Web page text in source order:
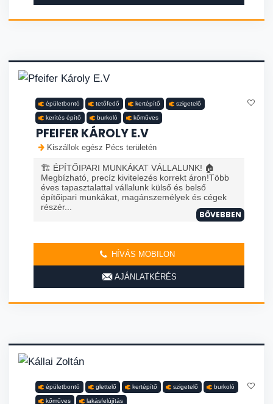
épületbontó tetőfedő kertépítő szigetelő
kerítés építő burkoló kőműves
PFEIFER KÁROLY E.V
Kiszállok egész Pécs területén
🏗️ ÉPÍTŐIPARI MUNKÁKAT VÁLLALUNK! 🏠
Megbízható, precíz kivitelezés korrekt áron!Több
éves tapasztalattal vállalunk külső és belső
építőipari munkákat, magánszemélyek és cégek
részér...
BŐVEBBEN
HÍVÁS MOBILON
AJÁNLATKÉRÉS
épületbontó glettelő kertépítő szigetelő burkoló
kőműves lakásfelújítás